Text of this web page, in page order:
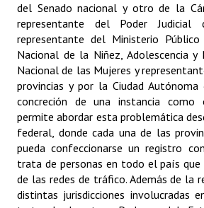
Entrega de distinciones
REFORMA DE LA CARTA ORGÁNICA
del Senado nacional y otro de la
representante del Poder
representante del Ministerio
Nacional de la Niñez, Adolescencia y
Nacional de las Mujeres y
provincias y por la Ciudad Autónoma
concreción de una instancia como
permite abordar esta problemática
federal, donde cada una de las
pueda confeccionarse un registro
trata de personas en todo el país
de las redes de tráfico. Además de la
distintas jurisdicciones involucradas